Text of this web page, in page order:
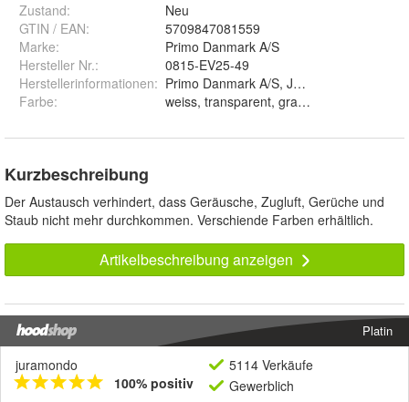
Zustand:
Neu
GTIN / EAN:
5709847081559
Marke:
Primo Danmark A/S
Hersteller Nr.:
0815-EV25-49
Herstellerinformationen: Primo Danmark A/S, Jernbanegade 11,
Farbe:
Kurzbeschreibung
Der Austausch verhindert, dass Geräusche, Zugluft, Gerüche und
Staub nicht mehr durchkommen. Verschiende Farben erhältlich.
Artikelbeschreibung anzeigen
Platin
juramondo
100% positiv
5114 Verkäufe
Gewerblich